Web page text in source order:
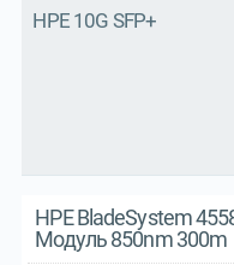
HPE 10G SFP+
HPE BladeSystem
Модуль 850nm 300m